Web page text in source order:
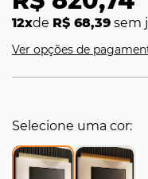
12xde R$ 68,39 sem
Ver opções de
Selecione uma cor